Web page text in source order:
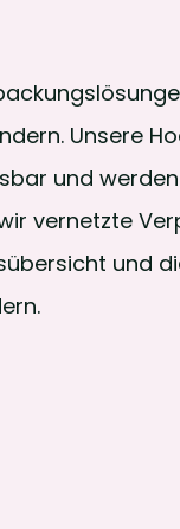
Unsere
und
vernetzte
und